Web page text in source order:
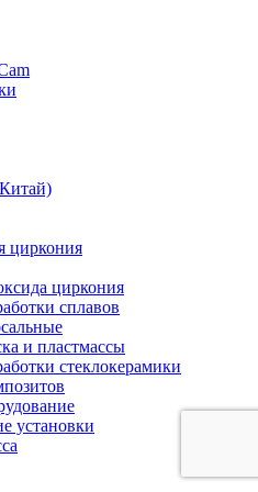
циркония
циркония
сплавов
и пластмассы
стеклокерамики
установки